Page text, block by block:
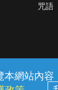
網站內
咒語
私權保護